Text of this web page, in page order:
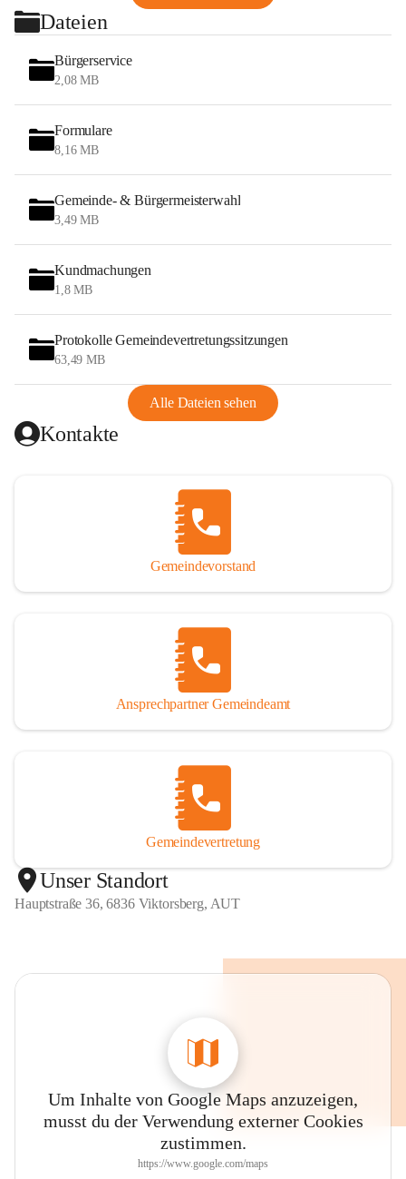
Dateien
Bürgerservice
2,08 MB
Formulare
8,16 MB
Gemeinde- & Bürgermeisterwahl
3,49 MB
Kundmachungen
1,8 MB
Protokolle Gemeindevertretungssitzungen
63,49 MB
Alle Dateien sehen
Kontakte
Gemeindevorstand
Ansprechpartner Gemeindeamt
Gemeindevertretung
Unser Standort
Hauptstraße 36, 6836 Viktorsberg, AUT
Um Inhalte von Google Maps anzuzeigen,
musst du der Verwendung externer Cookies
zustimmen.
https://www.google.com/maps